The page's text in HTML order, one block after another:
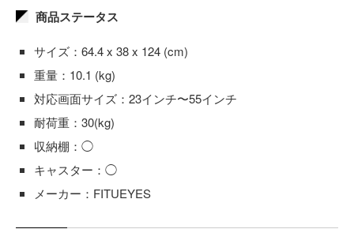
商品ステータス
サイズ：64.4 x 38 x 124 (cm)
重量：10.1 (kg)
対応画面サイズ：23インチ〜55インチ
耐荷重：30(kg)
収納棚：◯
キャスター：◯
メーカー：FITUEYES